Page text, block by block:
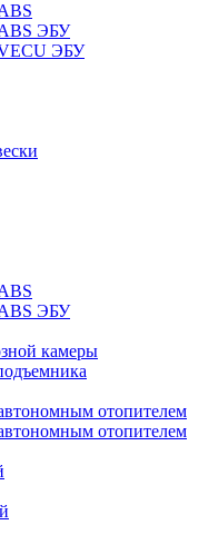
ЭБУ
ЭБУ
ЭБУ
камеры
отопителем
отопителем